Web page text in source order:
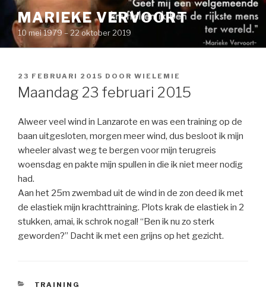
Naar
inhoud
springen
MARIEKE VERVOORT
10 mei 1979 – 22 oktober 2019
GEPLAATST
OP
23 FEBRUARI 2015 DOOR WIELEMIE
Maandag 23 februari 2015
Alweer veel wind in Lanzarote en was een training op de
baan uitgesloten, morgen meer wind, dus besloot ik mijn
wheeler alvast weg te bergen voor mijn terugreis
woensdag en pakte mijn spullen in die ik niet meer nodig
had.
Aan het 25m zwembad uit de wind in de zon deed ik met
de elastiek mijn krachttraining. Plots krak de elastiek in 2
stukken, amai, ik schrok nogal! “Ben ik nu zo sterk
geworden?” Dacht ik met een grijns op het gezicht.
CATEGORIEËN
TRAINING